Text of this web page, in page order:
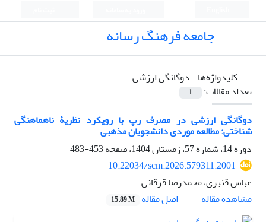
جامعه فرهنگ رسانه
کلیدواژه‌ها =دوگانگی ارزشی
تعداد مقالات:
1
دوگانگی ارزشی در مصرف رپ با رویکرد نظریۀ ناهماهنگی
شناختی: مطالعه موردی دانشجویان مذهبی
دوره 14، شماره 57، زمستان 1404، صفحه
453-483
10.22034/scm.2026.579311.2001
عباس قنبری، محمدرضا قرقانی
مشاهده مقاله
اصل مقاله 15.89 M